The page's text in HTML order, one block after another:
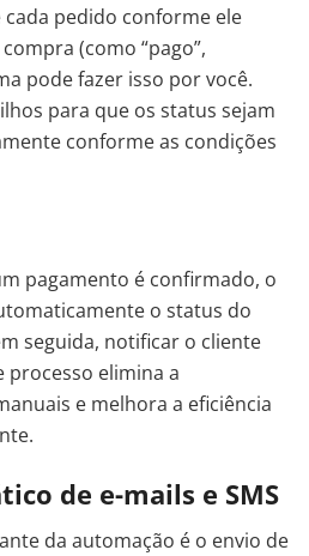
pedido conforme ele
(como “pago”,
pode fazer isso por você.
para que os status sejam
conforme as condições
pagamento é confirmado, o
o status do
seguida, notificar o cliente
processo elimina a
e melhora a eficiência
de e-mails e SMS
da automação é o envio de